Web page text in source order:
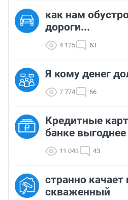
как нам
дороги...
4 125 63
Я кому денег
7 774 66
Кредитные
банке
11 043 43
странно качает
скваженный